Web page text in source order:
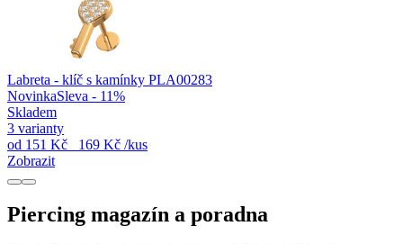
Labreta - klíč s kamínky PLA00283
NovinkaSleva - 11%
Skladem
3 varianty
od 151 Kč 169 Kč /kus
Zobrazit
Piercing magazín a poradna